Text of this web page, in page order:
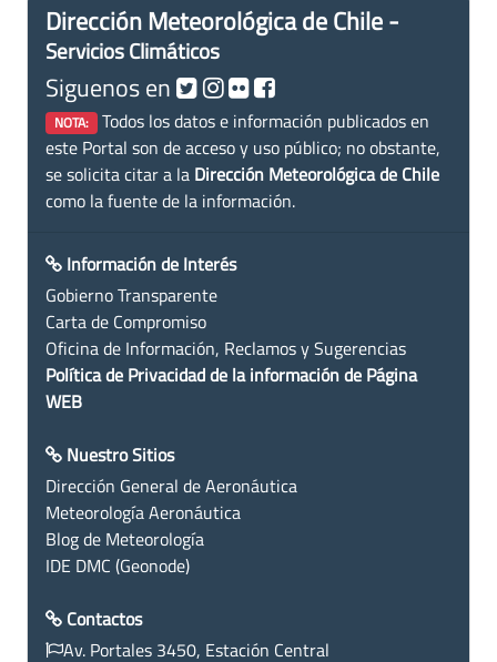
Dirección Meteorológica de Chile -
Servicios Climáticos
Siguenos en
NOTA: Todos los datos e información publicados en
este Portal son de acceso y uso público; no obstante,
se solicita citar a la Dirección Meteorológica de Chile
como la fuente de la información.
Información de Interés
Gobierno Transparente
Carta de Compromiso
Oficina de Información, Reclamos y Sugerencias
Política de Privacidad de la información de Página
WEB
Nuestro Sitios
Dirección General de Aeronáutica
Meteorología Aeronáutica
Blog de Meteorología
IDE DMC (Geonode)
Contactos
Av. Portales 3450, Estación Central